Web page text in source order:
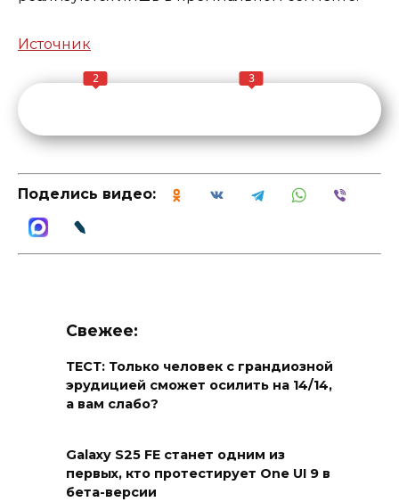
Источник
2 3
Поделись видео:
Свежее:
ТЕСТ: Только человек с грандиозной
эрудицией сможет осилить на 14/14,
а вам слабо?
Galaxy S25 FE станет одним из
первых, кто протестирует One UI 9 в
бета-версии